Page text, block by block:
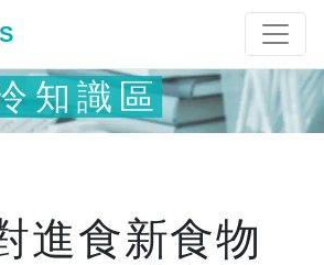
知識區
進食新食物